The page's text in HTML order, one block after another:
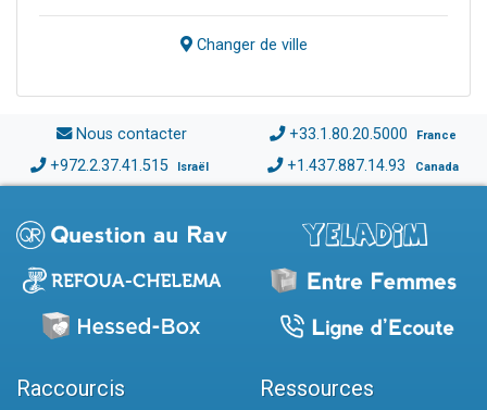
Changer de ville
Nous contacter +33.1.80.20.5000 France
+972.2.37.41.515 Israël +1.437.887.14.93 Canada
Raccourcis Ressources